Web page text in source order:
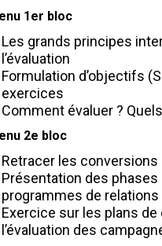
1er bloc
Les grands principes
l’évaluation
Formulation d’objectifs
exercices
Comment évaluer ?
2e bloc
Retracer les conversions
Présentation des phases
programmes de
Exercice sur les plans
l’évaluation des